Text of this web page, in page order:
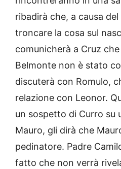
ribadirà che, a causa
troncare la cosa sul
comunicherà a Cruz
Belmonte non è stato
discuterà con Romulo,
relazione con Leonor.
un sospetto di Curro su
Mauro, gli dirà che
pedinatore. Padre
fatto che non verrà